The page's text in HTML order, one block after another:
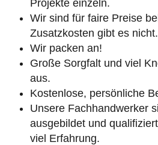
Projekte einzeln.
Wir sind für faire Preise
Zusatzkosten gibt es nicht.
Wir packen an!
Große Sorgfalt und viel
aus.
Kostenlose, persönliche
Unsere Fachhandwerker
ausgebildet und
viel Erfahrung.